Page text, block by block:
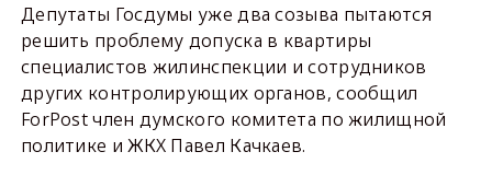
Депутаты Госдумы уже два созыва пытаются
решить проблему допуска в квартиры
специалистов жилинспекции и сотрудников
других контролирующих органов, сообщил
ForPost член думского комитета по жилищной
политике и ЖКХ Павел Качкаев.